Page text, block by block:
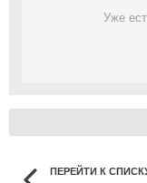
Уже
ПЕРЕЙТИ К